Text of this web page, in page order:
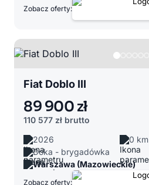
Zobacz oferty:
Fiat Doblo III
89 900 zł
110 577 zł brutto
2026
0 km
Doka - brygadówka
Warszawa (Mazowieckie)
Zobacz oferty: